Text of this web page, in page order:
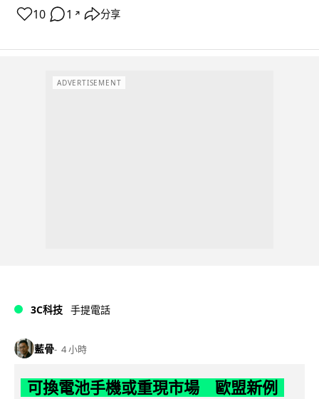
10 1 ↗ 分享
ADVERTISEMENT
3C科技 手提電話
藍骨 4 小時
可換電池手機或重現市場 歐盟新例